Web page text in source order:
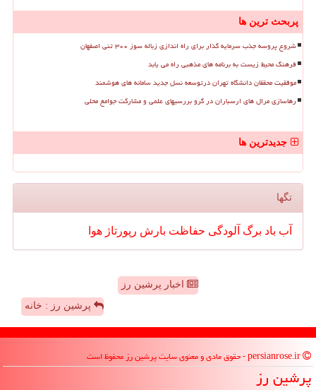
پربحث ترین ها
شروع پروسه جذب سرمایه گذار برای راه اندازی زباله سوز ۳۰۰ تنی اصفهان
فرهنگ محیط زیست به برنامه های مذهبی راه می یابد
موفقیت محققان دانشگاه تهران درتوسعه نسل جدید سامانه های هوشمند
رهاسازی مرال های ارسباران در گرو بررسیهای علمی و مشارکت جوامع محلی
جدیدترین ها
تگها
آب باد برگ آلودگی حفاظت بارش رپورتاژ هوا
اخبار پرشین رز
پرشین رز : خانه
پرشین رز